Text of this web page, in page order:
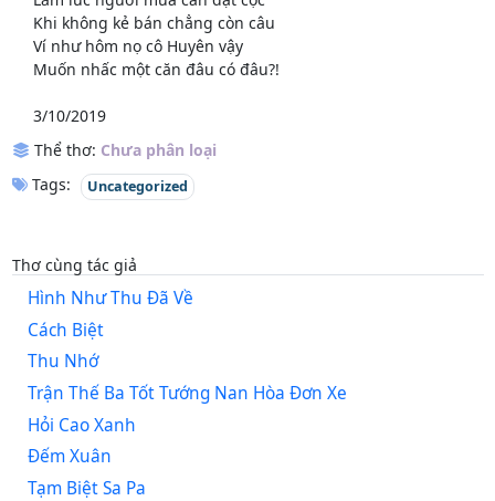
Khi không kẻ bán chẳng còn câu
Ví như hôm nọ cô Huyên vậy
Muốn nhấc một căn đâu có đâu?!
3/10/2019
Thể thơ: Chưa phân loại
Tags:
Uncategorized
Thơ cùng tác giả
Hình Như Thu Đã Về
Cách Biệt
Thu Nhớ
Trận Thế Ba Tốt Tướng Nan Hòa Đơn Xe
Hỏi Cao Xanh
Đếm Xuân
Tạm Biệt Sa Pa